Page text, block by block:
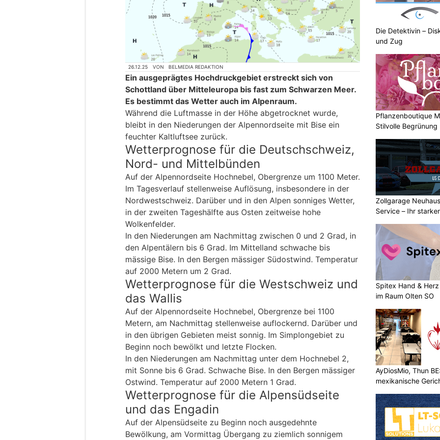
26.12.25 VON BELMEDIA REDAKTION
Ein ausgeprägtes Hochdruckgebiet erstreckt sich von
Schottland über Mitteleuropa bis fast zum Schwarzen Meer.
Es bestimmt das Wetter auch im Alpenraum.
Während die Luftmasse in der Höhe abgetrocknet wurde,
bleibt in den Niederungen der Alpennordseite mit Bise ein
feuchter Kaltluftsee zurück.
Wetterprognose für die Deutschschweiz,
Nord- und Mittelbünden
Auf der Alpennordseite Hochnebel, Obergrenze um 1100 Meter.
Im Tagesverlauf stellenweise Auflösung, insbesondere in der
Nordwestschweiz. Darüber und in den Alpen sonniges Wetter,
in der zweiten Tageshälfte aus Osten zeitweise hohe
Wolkenfelder.
In den Niederungen am Nachmittag zwischen 0 und 2 Grad, in
den Alpentälern bis 6 Grad. Im Mittelland schwache bis
mässige Bise. In den Bergen mässiger Südostwind. Temperatur
auf 2000 Metern um 2 Grad.
Wetterprognose für die Westschweiz und
das Wallis
Auf der Alpennordseite Hochnebel, Obergrenze bei 1100
Metern, am Nachmittag stellenweise auflockernd. Darüber und
in den übrigen Gebieten meist sonnig. Im Simplongebiet zu
Beginn noch bewölkt und letzte Flocken.
In den Niederungen am Nachmittag unter dem Hochnebel 2,
mit Sonne bis 6 Grad. Schwache Bise. In den Bergen mässiger
Ostwind. Temperatur auf 2000 Metern 1 Grad.
Wetterprognose für die Alpensüdseite
und das Engadin
Auf der Alpensüdseite zu Beginn noch ausgedehnte
Bewölkung, am Vormittag Übergang zu ziemlich sonnigem
Die Detektivin –
und Zug
Pflanzenboutique
Stilvolle
Zollgarage
Service – Ihr
Spitex Hand &
im Raum Olten SO
AyDiosMio, Thun
mexikanische